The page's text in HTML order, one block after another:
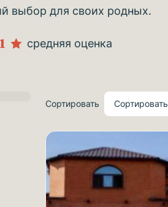
выбор для своих родных.
средняя оценка
Сортировать Сортировать